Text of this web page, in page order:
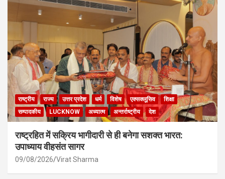
राष्ट्रीय राज्य उत्तर प्रदेश धर्म विशेष एक्सक्लूसिव
शिक्षा
सम्पादकीय
LUCKNOW अध्यात्म अन्तर्राष्ट्रीय देश
राष्ट्रहित में सक्रिय भागीदारी से ही बनेगा सशक्त भारत:
उपाध्याय वीहसंत सागर
09/08/2026 Virat Sharma